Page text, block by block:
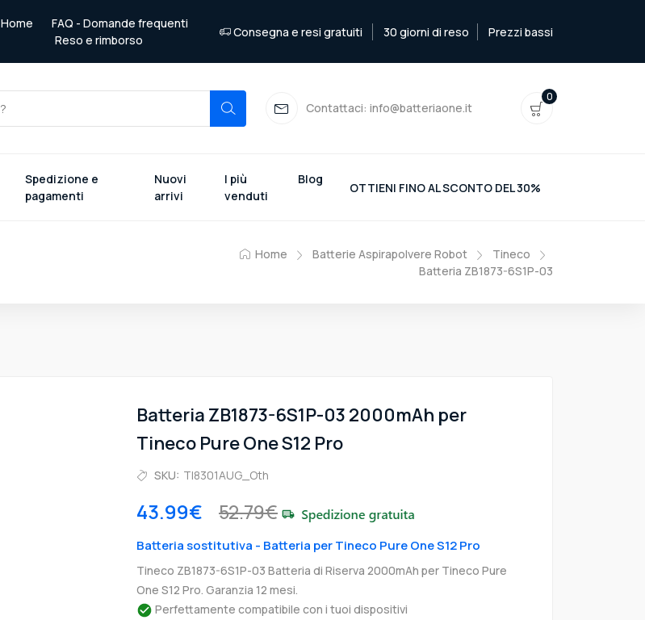
Home
FAQ - Domande frequenti
Reso e rimborso
Consegna e resi gratuiti 30 giorni di reso Prezzi bassi
Contattaci: info@batteriaone.it
0
Spedizione e
pagamenti
Nuovi
arrivi
I più
venduti
Blog
OTTIENI FINO AL SCONTO DEL 30%
Home Batterie Aspirapolvere Robot
Tineco
Batteria ZB1873-6S1P-03
Batteria ZB1873-6S1P-03 2000mAh per
Tineco Pure One S12 Pro
SKU: TI8301AUG_Oth
43.99€ 52.79€
Batteria sostitutiva - Batteria per Tineco Pure One S12 Pro
Tineco ZB1873-6S1P-03 Batteria di Riserva 2000mAh per Tineco Pure
One S12 Pro. Garanzia 12 mesi.
Perfettamente compatibile con i tuoi dispositivi